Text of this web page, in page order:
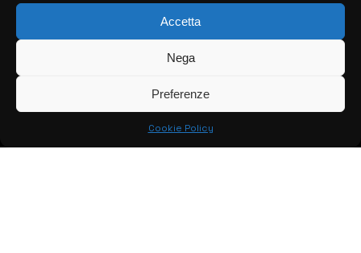
Accetta
Nega
Preferenze
Cookie Policy
> CONTATTI